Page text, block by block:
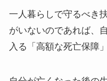
一人暮らしで守るべき
がいないのであれば、
入る「高額な死亡保障